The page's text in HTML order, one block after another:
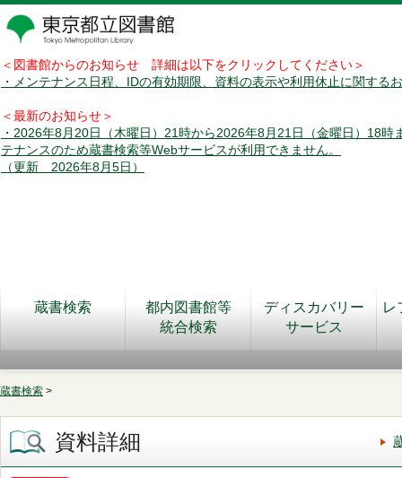
＜図書館からのお知らせ 詳細は以下をクリックしてください＞
・メンテナンス日程、IDの有効期限、資料の表示や利用休止に関する
＜最新のお知らせ＞
・2026年8月20日（木曜日）21時から2026年8月21日（金曜日）18時
テナンスのため蔵書検索等Webサービスが利用できません。
（更新 2026年8月5日）
蔵書検索
都内図書館等
統合検索
ディスカバリー
サービス
レ
蔵書検索 >
資料詳細